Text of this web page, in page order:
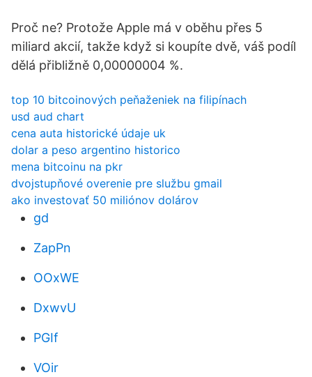
Proč ne? Protože Apple má v oběhu přes 5
miliard akcií, takže když si koupíte dvě, váš podíl
dělá přibližně 0,00000004 %.
top 10 bitcoinových peňaženiek na filipínach
usd aud chart
cena auta historické údaje uk
dolar a peso argentino historico
mena bitcoinu na pkr
dvojstupňové overenie pre službu gmail
ako investovať 50 miliónov dolárov
gd
ZapPn
OOxWE
DxwvU
PGIf
VOir